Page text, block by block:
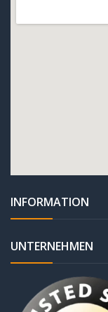
INFORMATION
UNTERNEHMEN